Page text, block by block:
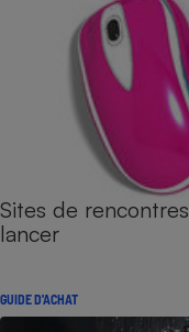
Sites de
lancer
GUIDE D'ACHAT